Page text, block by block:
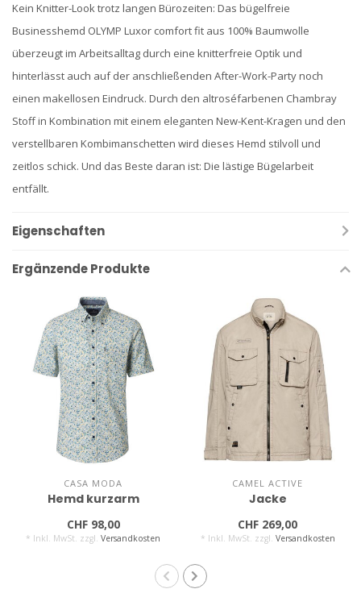
Kein Knitter-Look trotz langen Bürozeiten: Das bügelfreie
Businesshemd OLYMP Luxor comfort fit aus 100% Baumwolle
überzeugt im Arbeitsalltag durch eine knitterfreie Optik und
hinterlässt auch auf der anschließenden After-Work-Party noch
einen makellosen Eindruck. Durch den altroséfarbenen Chambray
Stoff in Kombination mit einem eleganten New-Kent-Kragen und den
verstellbaren Kombimanschetten wird dieses Hemd stilvoll und
zeitlos schick. Und das Beste daran ist: Die lästige Bügelarbeit
entfällt.
Eigenschaften
Ergänzende Produkte
CASA MODA
Hemd kurzarm
CHF 98,00
* Inkl. MwSt. zzgl.Versandkosten
CAMEL ACTIVE
Jacke
CHF 269,00
* Inkl. MwSt. zzgl. Versandkosten